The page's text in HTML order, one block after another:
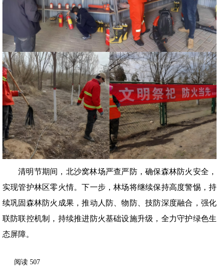
清明节期间，北沙窝林场严查严防，确保森林防火安全，
实现管护林区零火情。下一步，林场将继续保持高度警惕，持
续巩固森林防火成果，推动人防、物防、技防深度融合，强化
联防联控机制，持续推进防火基础设施升级，全力守护绿色生
态屏障。
阅读 507